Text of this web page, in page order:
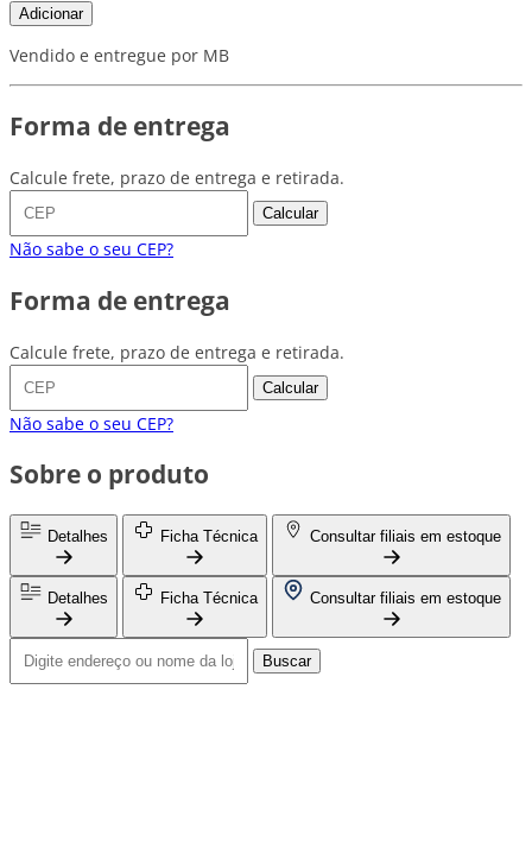
Adicionar
Vendido e entregue por MB
Forma de entrega
Calcule frete, prazo de entrega e retirada.
Calcular
Não sabe o seu CEP?
Forma de entrega
Calcule frete, prazo de entrega e retirada.
Calcular
Não sabe o seu CEP?
Sobre o produto
Detalhes Ficha Técnica Consultar filiais em estoque
Detalhes Ficha Técnica Consultar filiais em estoque
Buscar